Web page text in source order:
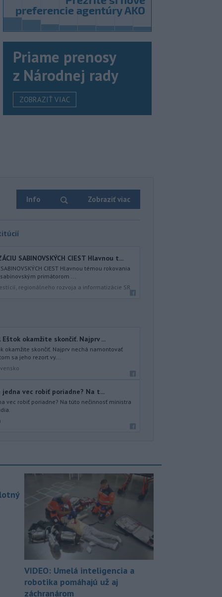
Priame prenosy
z Národnej rady
ZOBRAZIŤ VIAC
Info Zobraziť viac
SABINOVSKÝCH CIEST Hlavnou t...
SABINOVSKÝCH CIEST Hlavnou témou rokovania
primátorom ...
regionálneho rozvoja a informatizácie SR
okamžite skončiť. Najprv ...
okamžite skončiť. Najprv nechá namontovať
sa jeho rezort vy...
vec robiť poriadne? Na t...
vec robiť poriadne? Na túto nečinnosť ministra
VIDEO: Umelá inteligencia a
robotika pomáhajú už aj
záchranárom